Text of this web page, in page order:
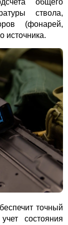
ствола,
(фонарей,
источника.
точный
состояния